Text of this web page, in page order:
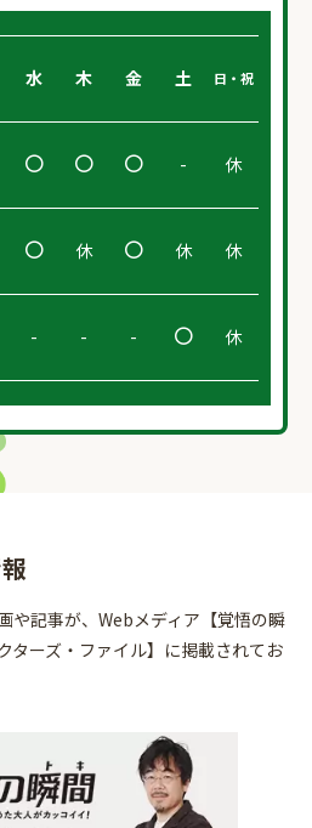
水 木 金 土 日・祝
- 休
休 休 休
- - - 休
や記事が、Webメディア【覚悟の瞬
ターズ・ファイル】に掲載されてお